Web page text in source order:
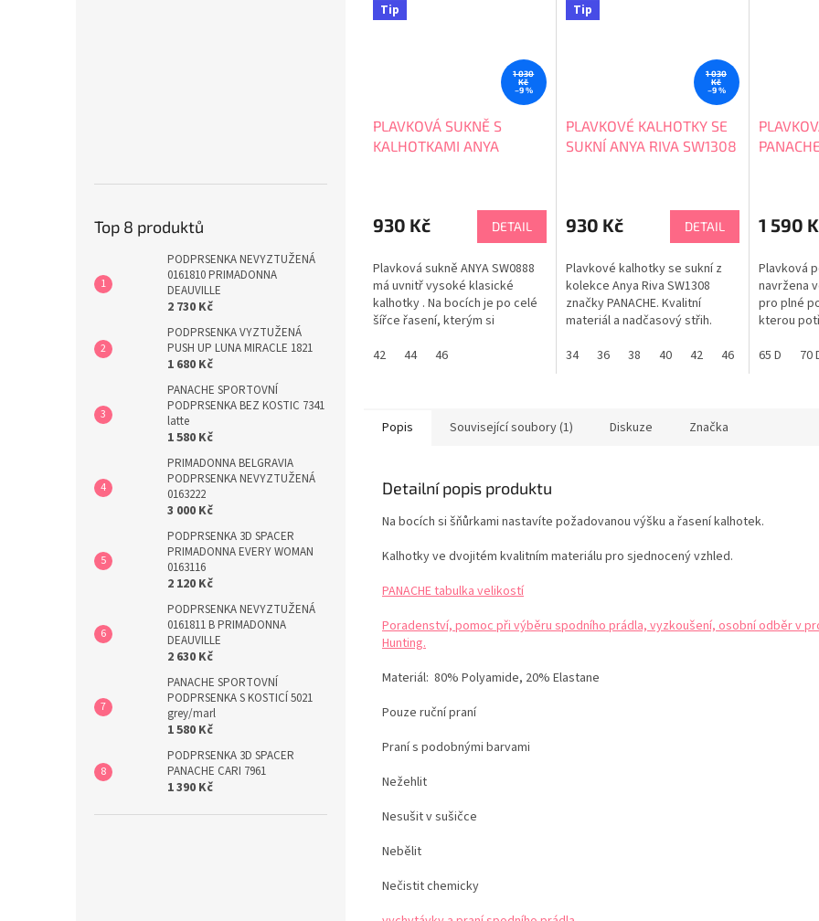
Top 8 produktů
PODPRSENKA NEVYZTUŽENÁ
0161810 PRIMADONNA
DEAUVILLE
2 730 Kč
PODPRSENKA VYZTUŽENÁ
PUSH UP LUNA MIRACLE 1821
1 680 Kč
PANACHE SPORTOVNÍ
PODPRSENKA BEZ KOSTIC 7341
latte
1 580 Kč
PRIMADONNA BELGRAVIA
PODPRSENKA NEVYZTUŽENÁ
0163222
3 000 Kč
PODPRSENKA 3D SPACER
PRIMADONNA EVERY WOMAN
0163116
2 120 Kč
PODPRSENKA NEVYZTUŽENÁ
0161811 B PRIMADONNA
DEAUVILLE
2 630 Kč
PANACHE SPORTOVNÍ
PODPRSENKA S KOSTICÍ 5021
grey/marl
1 580 Kč
PODPRSENKA 3D SPACER
PANACHE CARI 7961
1 390 Kč
Tip
1 030
Kč
–9 %
PLAVKOVÁ SUKNĚ S
KALHOTKAMI ANYA
930 Kč DETAIL
Plavková sukně ANYA SW0888
má uvnitř vysoké klasické
kalhotky . Na bocích je po celé
šířce řasení, kterým si
možností je mírné vyhrnutí
zvednutím sukně až nahoru.
42 44 46
Tip
1 030
Kč
–9 %
PLAVKOVÉ KALHOTKY SE
SUKNÍ ANYA RIVA SW1308
930 Kč DETAIL
Plavkové kalhotky se sukní z
kolekce Anya Riva SW1308
značky PANACHE. Kvalitní
materiál a nadčasový střih.
většímu zakrytí spodní části,
si podle nálady přizpůsobíte
34 36 38 40 42 46
1 590
Plavková
navržena
pro plné
kterou
vaši
65 D 70
Popis Související soubory (1) Diskuze Značka
Detailní popis produktu
Na bocích si šňůrkami nastavíte požadovanou výšku a řasení kalhotek.
Kalhotky ve dvojitém kvalitním materiálu pro sjednocený vzhled.
PANACHE tabulka velikostí
Poradenství, pomoc při výběru spodního prádla, vyzkoušení, osobní odběr v
Hunting.
Materiál: 80% Polyamide, 20% Elastane
Pouze ruční praní
Praní s podobnými barvami
Nežehlit
Nesušit v sušičce
Nebělit
Nečistit chemicky